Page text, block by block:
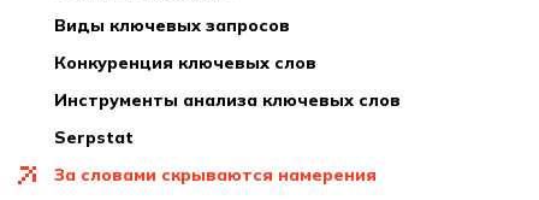
виды ключевых запросов
конкуренция ключевых слов
инструменты анализа ключевых слов
serpstat
за словами скрываются намерения